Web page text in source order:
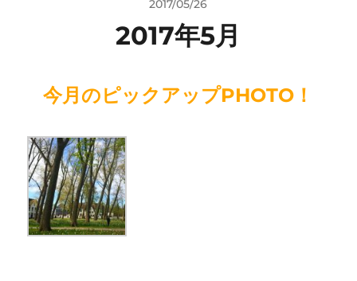
2017/05/26
2017年5月
今月のピックアップPHOTO！